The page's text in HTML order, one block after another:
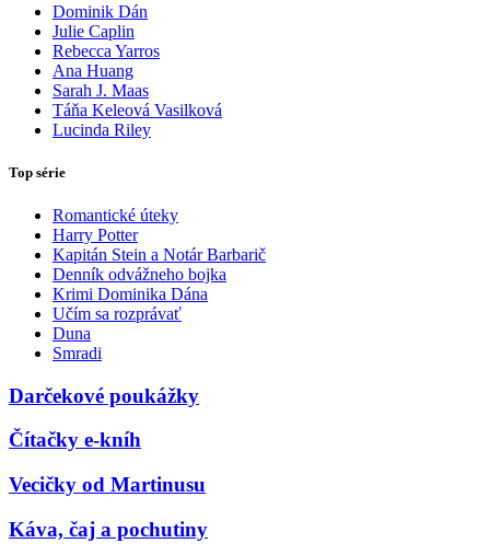
Dominik Dán
Julie Caplin
Rebecca Yarros
Ana Huang
Sarah J. Maas
Táňa Keleová Vasilková
Lucinda Riley
Top série
Romantické úteky
Harry Potter
Kapitán Stein a Notár Barbarič
Denník odvážneho bojka
Krimi Dominika Dána
Učím sa rozprávať
Duna
Smradi
Darčekové poukážky
Čítačky e-kníh
Vecičky od Martinusu
Káva, čaj a pochutiny